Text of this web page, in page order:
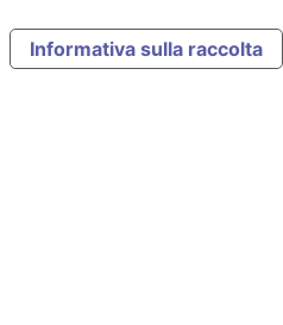
Informativa sulla raccolta